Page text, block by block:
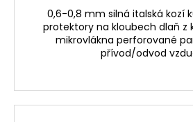
0,6-0,8 mm silná italská kozí
protektory na kloubech dlaň z
mikrovlákna perforované
přívod/odvod